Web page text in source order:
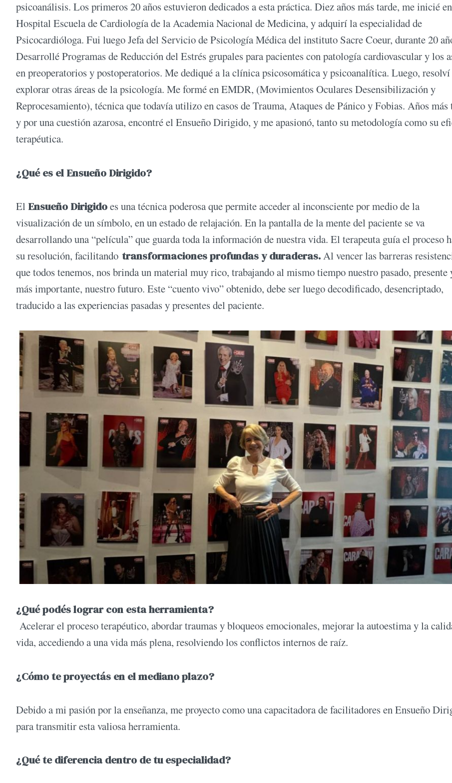
psicoanálisis. Los primeros 20 años estuvieron dedicados a esta práctica. Diez años más tarde, me inicié
Hospital Escuela de Cardiología de la Academia Nacional de Medicina, y adquirí la especialidad de
Psicocardióloga. Fui luego Jefa del Servicio de Psicología Médica del instituto Sacre Coeur, durante 20
Desarrollé Programas de Reducción del Estrés grupales para pacientes con patología cardiovascular y los
en preoperatorios y postoperatorios. Me dediqué a la clínica psicosomática y psicoanalítica. Luego, resolví
explorar otras áreas de la psicología. Me formé en EMDR, (Movimientos Oculares Desensibilización y
Reprocesamiento), técnica que todavía utilizo en casos de Trauma, Ataques de Pánico y Fobias. Años más
y por una cuestión azarosa, encontré el Ensueño Dirigido, y me apasionó, tanto su metodología como su
terapéutica.
¿Qué es el Ensueño Dirigido?
El Ensueño Dirigidoes una técnica poderosa que permite acceder al inconsciente por medio de la
visualización de un símbolo, en un estado de relajación. En la pantalla de la mente del paciente se va
desarrollando una “película” que guarda toda la información de nuestra vida. El terapeuta guía el proceso
su resolución, facilitando transformaciones profundas y duraderas.Al vencer las barreras
que todos tenemos, nos brinda un material muy rico, trabajando al mismo tiempo nuestro pasado, presente
más importante, nuestro futuro. Este “cuento vivo” obtenido, debe ser luego decodificado, desencriptado,
traducido a las experiencias pasadas y presentes del paciente.
¿Qué podés lograr con esta herramienta?
Acelerar el proceso terapéutico, abordar traumas y bloqueos emocionales, mejorar la autoestima y la
vida, accediendo a una vida más plena, resolviendo los conflictos internos de raíz.
¿Cómo te proyectás en el mediano plazo?
Debido a mi pasión por la enseñanza, me proyecto como una capacitadora de facilitadores en Ensueño
para transmitir esta valiosa herramienta.
¿Qué te diferencia dentro de tu especialidad?